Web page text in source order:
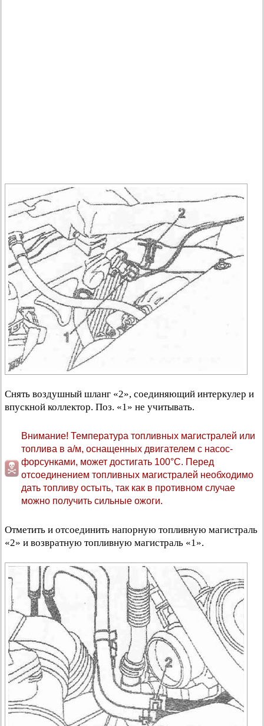
Снять воздушный шланг «2», соединяющий интеркулер и
впускной коллектор. Поз. «1» не учитывать.
Внимание! Температура топливных магистралей или
топлива в а/м, оснащенных двигателем с насос-
форсунками, может достигать 100°C. Перед
отсоединением топливных магистралей необходимо
дать топливу остыть, так как в противном случае
можно получить сильные ожоги.
Отметить и отсоединить напорную топливную магистраль
«2» и возвратную топливную магистраль «1».